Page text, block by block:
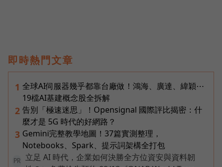
即時熱門文章
1 全球AI伺服器幾乎都靠台廠做！鴻海、廣達、緯穎⋯
19檔AI基建概念股全拆解
2 告別「極速迷思」！Opensignal 國際評比揭密：什
麼才是 5G 時代的好網路？
3 Gemini完整教學地圖！37篇實測整理，
Notebooks、Spark、提示詞架構全打包
PR
立足 AI 時代，企業如何決勝全方位資安與資料韌